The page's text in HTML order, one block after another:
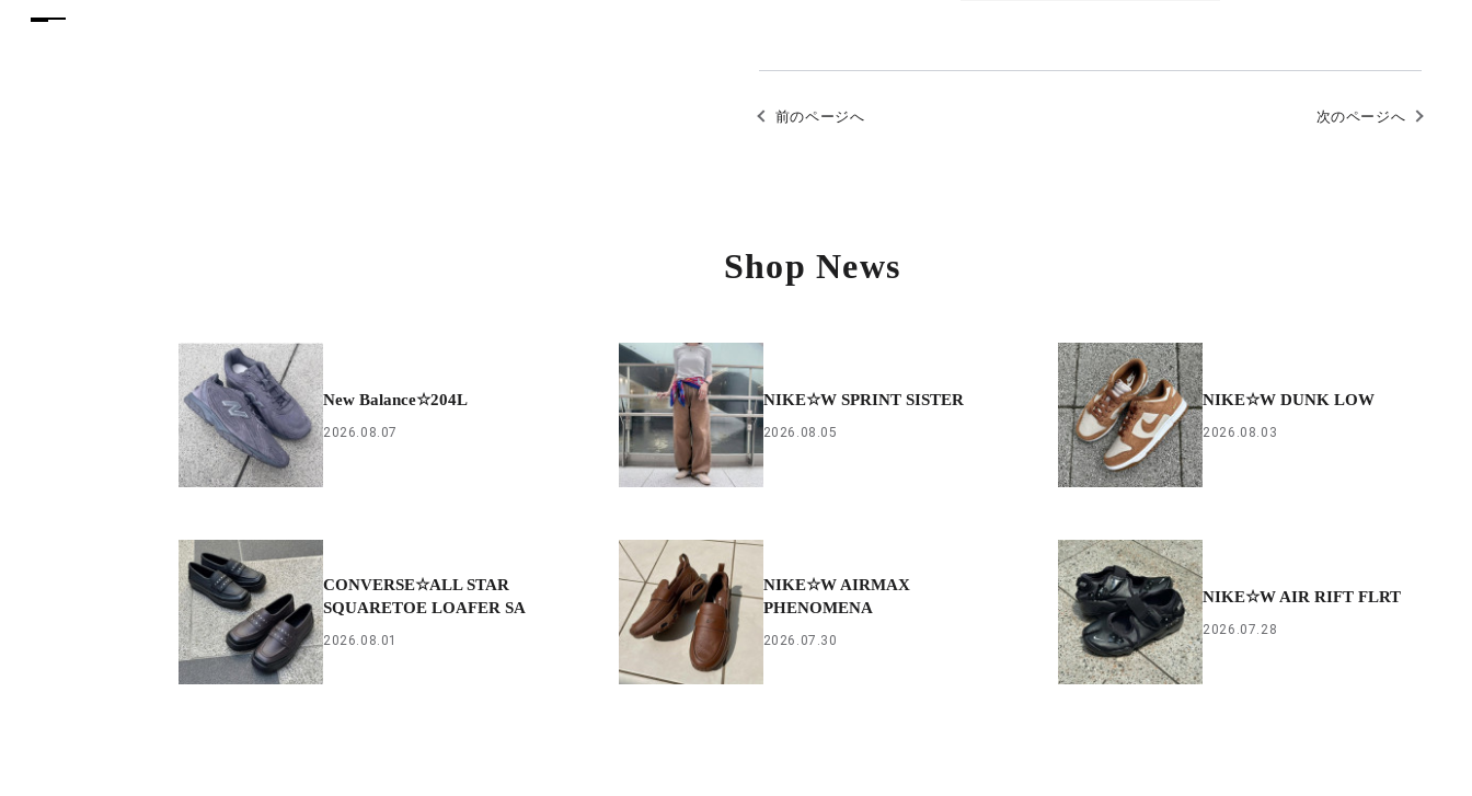
前のページへ 次のページへ
Shop News
New Balance☆204L
2026.08.07
NIKE☆W SPRINT SISTER
2026.08.05
NIKE☆W DUNK LOW
2026.08.03
CONVERSE☆ALL STAR
SQUARETOE LOAFER SA
2026.08.01
NIKE☆W AIRMAX
PHENOMENA
2026.07.30
NIKE☆W AIR RIFT FLRT
2026.07.28